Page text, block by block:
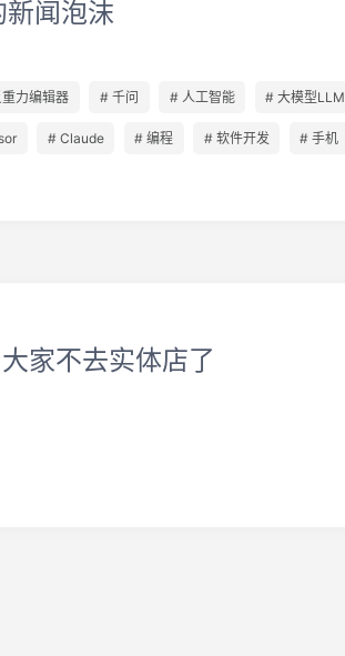
闻泡沫
力编辑器 # 千问 # 人工智能 # 大模型LLM
# Claude # 编程 # 软件开发 # 手机
家不去实体店了